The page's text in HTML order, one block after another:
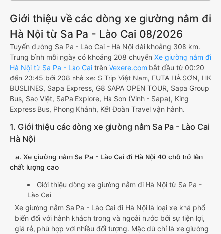
Giới thiệu về các dòng xe giường nằm đi
Hà Nội từ Sa Pa - Lào Cai 08/2026
Tuyến đường Sa Pa - Lào Cai - Hà Nội dài khoảng 308 km.
Trung bình mỗi ngày có khoảng 208 chuyến Xe giường nằm đi
Hà Nội từ Sa Pa - Lào Cai trên Vexere.com bắt đầu từ 00:20
đến 23:45 bởi 208 nhà xe: S Trip Việt Nam, FUTA HÀ SƠN, HK
BUSLINES, Sapa Express, G8 SAPA OPEN TOUR, Sapa Group
Bus, Sao Việt, SaPa Explore, Hà Sơn (Vinh - Sapa), King
Express Bus, Phong Khánh, Kết Đoàn Travel vận hành.
1. Giới thiệu các dòng xe giường nằm Sa Pa - Lào Cai
Hà Nội
a. Xe giường nằm Sa Pa - Lào Cai đi Hà Nội 40 chỗ trở lên
chất lượng cao
Giới thiệu dòng xe giường nằm đi Hà Nội từ Sa Pa -
Lào Cai
Xe giường nằm Sa Pa - Lào Cai đi Hà Nội là loại xe khá phổ
biến đối với hành khách trong và ngoài nước bởi sự tiện lợi,
giá rẻ, phù hợp với nhiều đối tượng. Mặc dù chỉ là xe giường